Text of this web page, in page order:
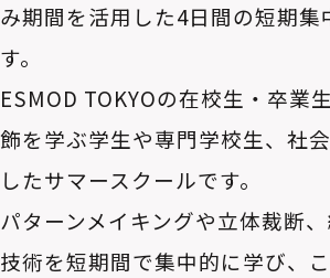
み期間を活用した4日間の短期集
す。
ESMOD TOKYOの在校生・卒業
飾を学ぶ学生や専門学校生、社
したサマースクールです。
パターンメイキングや立体裁断
技術を短期間で集中的に学び、